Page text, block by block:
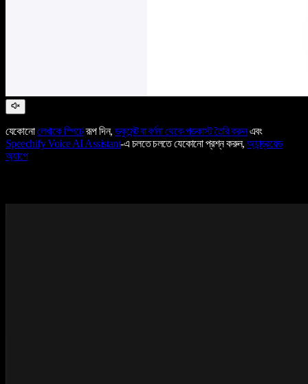
যেকোনোলেখাকে স্পিচেরূপ দিন, ডকুমেন্ট বা বর্ণনা থেকে পডকাস্ট তৈরি করুনএবং
Speechify Voice AI Assistant-এ চলতে চলতে যেকোনো প্রশ্ন করুন,অ্যান্ড্রয়েড
অ্যাপে